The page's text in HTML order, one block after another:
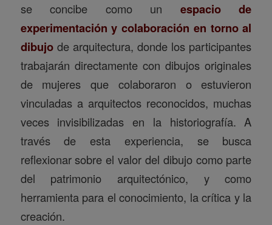
se concibe como un espacio de
experimentación y colaboración en torno al
dibujode arquitectura, donde los participantes
trabajarán directamente con dibujos originales
de mujeres que colaboraron o estuvieron
vinculadas a arquitectos reconocidos, muchas
veces invisibilizadas en la historiografía. A
través de esta experiencia, se busca
reflexionar sobre el valor del dibujo como parte
del patrimonio arquitectónico, y como
herramienta para el conocimiento, la crítica y la
creación.